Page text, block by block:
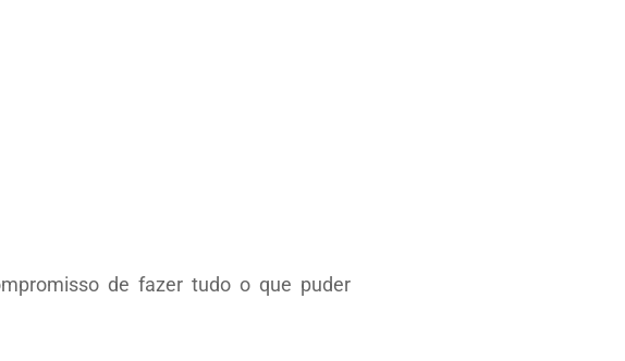
de fazer tudo o que puder